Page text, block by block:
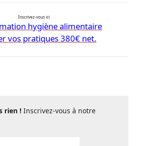
Inscrivez-vous ici
hygiène alimentaire
vos pratiques 380€ net.
rien ! Inscrivez-vous à notre